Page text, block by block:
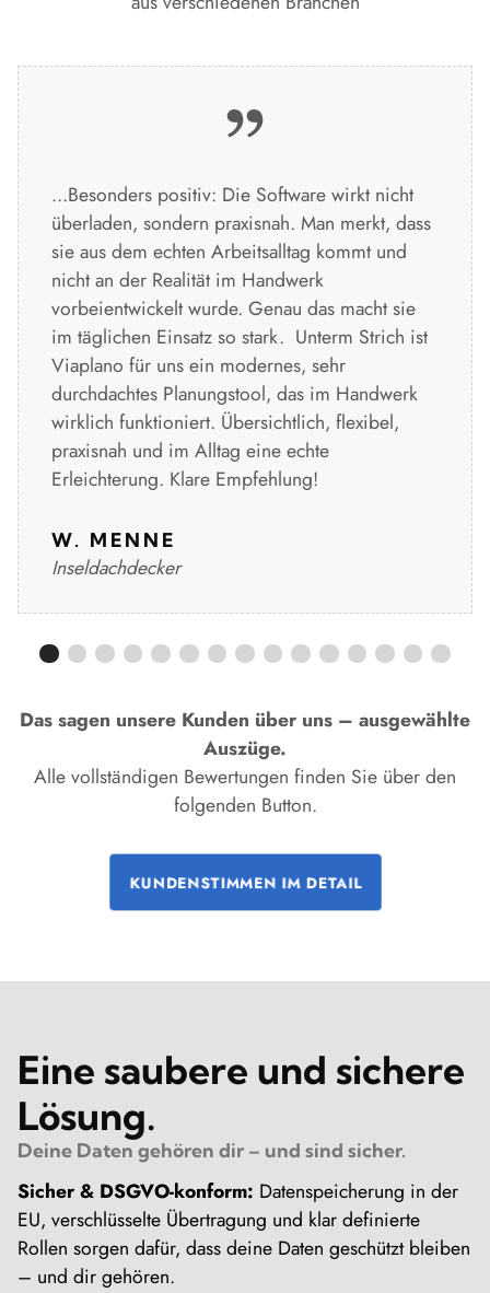
...Besonders positiv: Die Software wirkt nicht
überladen, sondern praxisnah. Man merkt, dass
sie aus dem echten Arbeitsalltag kommt und
nicht an der Realität im Handwerk
vorbeientwickelt wurde. Genau das macht sie
im täglichen Einsatz so stark. Unterm Strich ist
Viaplano für uns ein modernes, sehr
durchdachtes Planungstool, das im Handwerk
wirklich funktioniert. Übersichtlich, flexibel,
praxisnah und im Alltag eine echte
Erleichterung. Klare Empfehlung!
W. MENNE
Inseldachdecker
Das sagen unsere Kunden über uns – ausgewählte
Auszüge.
Alle vollständigen Bewertungen finden Sie über den
folgenden Button.
KUNDENSTIMMEN IM DETAIL
Eine saubere und sichere
Lösung.
Deine Daten gehören dir – und sind sicher.
Sicher & DSGVO-konform: Datenspeicherung in der
EU, verschlüsselte Übertragung und klar definierte
Rollen sorgen dafür, dass deine Daten geschützt bleiben
– und dir gehören.